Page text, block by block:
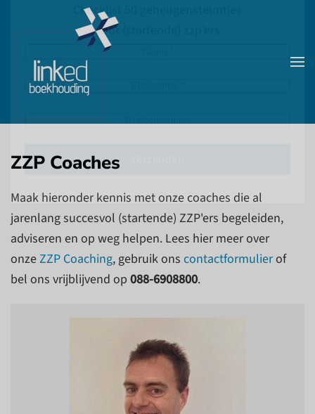
Skip to main content
ZZP Coaches
Maak hieronder kennis met onze coaches die al
jarenlang succesvol (startende) ZZP'ers begeleiden,
adviseren en op weg helpen. Lees hier meer over
onzeZZP Coaching, gebruik ons contactformulierof
bel ons vrijblijvend op 088-6908800.
ONTVANG GRATIS HET E-BOOK
Checklist 50 geheugensteuntjes
Verzenden